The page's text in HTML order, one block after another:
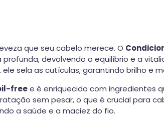
que seu cabelo merece. O
devolvendo o equilíbrio e a
sela as cutículas, garantindo brilho e
freee é enriquecido com ingredientes
sem pesar, o que é crucial para
a saúde e a maciez do fio.